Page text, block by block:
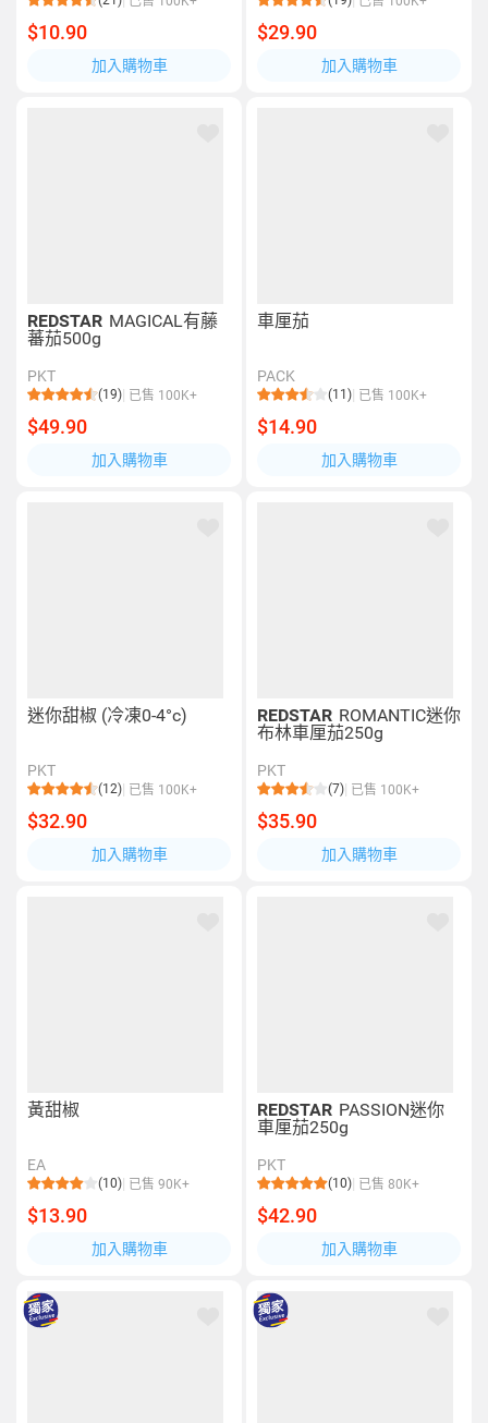
$10.90
加入購物車
$29.90
加入購物車
REDSTAR MAGICAL有藤
蕃茄500g
PKT
(19) 已售 100K+
$49.90
加入購物車
車厘茄
PACK
(11) 已售 100K+
$14.90
加入購物車
迷你甜椒 (冷凍0-4°c)
PKT
(12) 已售 100K+
$32.90
加入購物車
REDSTAR ROMANTIC迷你
布林車厘茄250g
PKT
(7) 已售 100K+
$35.90
加入購物車
黃甜椒
EA
(10) 已售 90K+
$13.90
加入購物車
REDSTAR PASSION迷你
車厘茄250g
PKT
(10) 已售 80K+
$42.90
加入購物車